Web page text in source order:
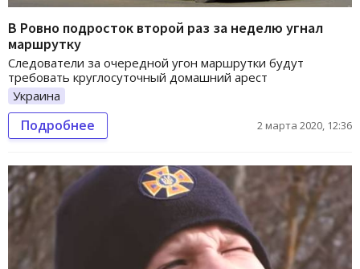
В Ровно подросток второй раз за неделю угнал
маршрутку
Следователи за очередной угон маршрутки будут
требовать круглосуточный домашний арест
Украина
Подробнее 2 марта 2020, 12:36